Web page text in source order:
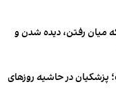
میان رفتن، دیده شدن و
در حاشیه روزهای